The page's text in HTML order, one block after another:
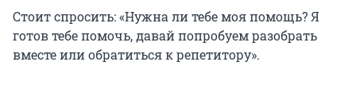
Стоит спросить: «Нужна ли тебе моя помощь? Я
готов тебе помочь, давай попробуем разобрать
вместе или обратиться к репетитору».